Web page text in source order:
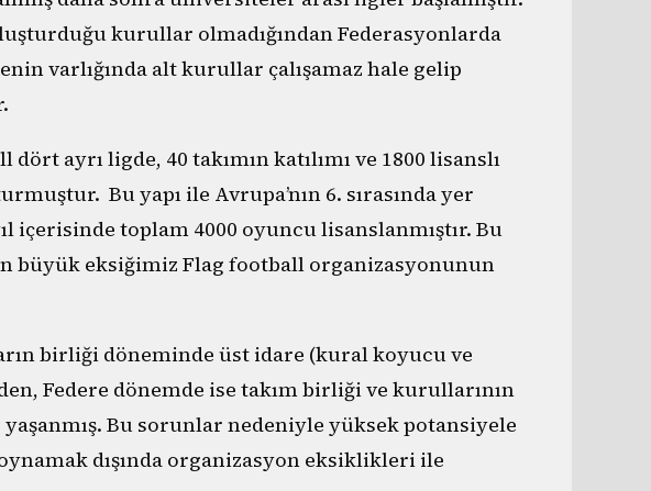
kurullar olmadığından Federasyonlarda
varlığında alt kurullar çalışamaz hale gelip
ayrı ligde, 40 takımın katılımı ve 1800 lisanslı
Bu yapı ile Avrupa’nın 6. sırasında yer
içerisinde toplam 4000 oyuncu lisanslanmıştır. Bu
büyük eksiğimiz Flag football organizasyonunun
birliği döneminde üst idare (kural koyucu ve
Federe dönemde ise takım birliği ve kurullarının
Bu sorunlar nedeniyle yüksek potansiyele
dışında organizasyon eksiklikleri ile